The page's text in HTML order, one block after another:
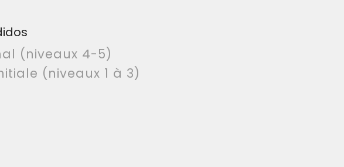
(niveaux 4-5)
(niveaux 1 à 3)